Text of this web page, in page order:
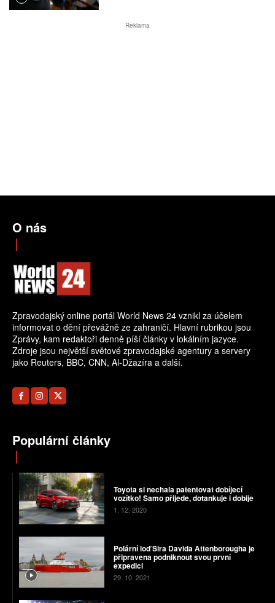
Reklama
O nás
Zpravodajský online portál World News 24 vznikl za účelem
informovat o dění převážně ze zahraničí. Hlavní rubrikou jsou
Zprávy, kam redaktoři denně píší články v lokálním jazyce.
Zdroje jsou největší světové zpravodajské agentury a servery
jako Reuters, BBC, CNN, Al-Džazíra a další.
Populární články
Toyota si nechala patentovat dobíjecí
vozítko! Samo přijede, dotankuje i dobije
1. 12. 2020
Polární loď Sira Davida Attenborougha je
připravena podniknout svou první
expedici
29. 10. 2021